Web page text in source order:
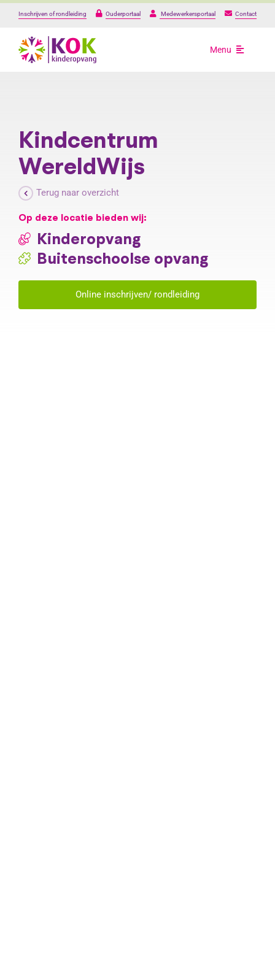
Ga
Inschrijven of rondleiding Ouderportaal Medewerkersportaal Contact
Menu
Kindcentrum
WereldWijs
Terug naar overzicht
Op deze locatie bieden wij:
Kinderopvang
Buitenschoolse opvang
Online inschrijven/ rondleiding